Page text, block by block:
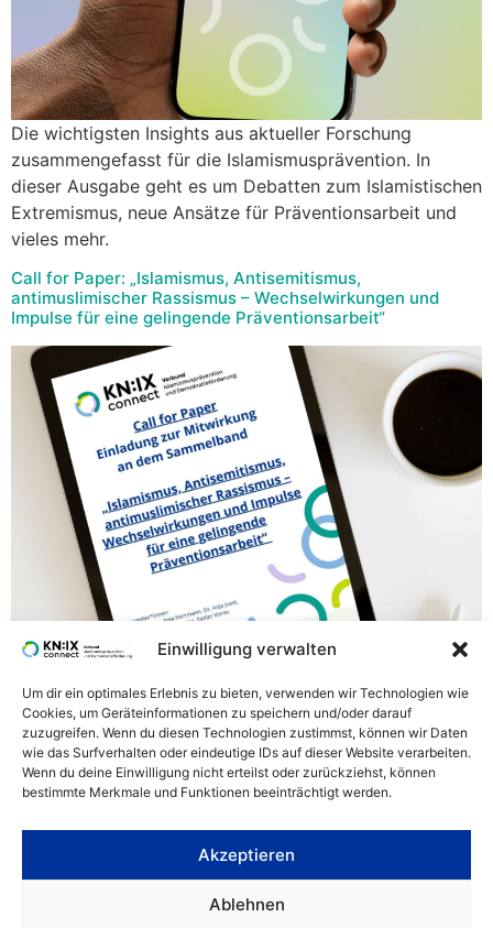
Einwilligung verwalten
Um dir ein optimales Erlebnis zu bieten, verwenden wir Technologien wie
Cookies, um Geräteinformationen zu speichern und/oder darauf
zuzugreifen. Wenn du diesen Technologien zustimmst, können wir Daten
wie das Surfverhalten oder eindeutige IDs auf dieser Website verarbeiten.
Wenn du deine Einwilligung nicht erteilst oder zurückziehst, können
bestimmte Merkmale und Funktionen beeinträchtigt werden.
Akzeptieren
Ablehnen
Die wichtigsten Insights aus aktueller Forschung
zusammengefasst für die Islamismusprävention. In
dieser Ausgabe geht es um Debatten zum Islamistischen
Extremismus, neue Ansätze für Präventionsarbeit und
vieles mehr.
Call for Paper: „Islamismus, Antisemitismus,
antimuslimischer Rassismus – Wechselwirkungen und
Impulse für eine gelingende Präventionsarbeit“
Der geplante Sammelband beleuchtet diese
Herausforderungen interdisziplinär und entwickelt
Impulse für eine wirksame Präventionsarbeit,
phänomenübergreifend und -spezifisch.
Wir laden Wissenschaftlerinnen und Praktikerinnen ein,